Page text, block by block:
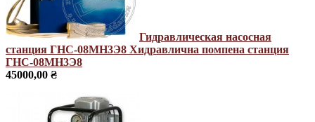
Гидравлическая насосная
станция ГНС-08МН3Э8 Хидравлична помпена станция
ГНС-08МН3Э8
45000,00 ₴